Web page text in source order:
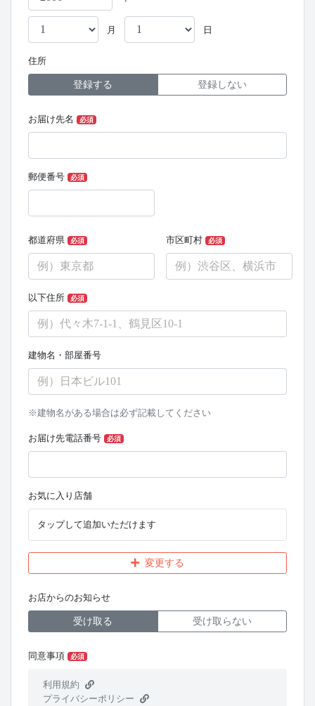
月 日
住所
登録する 登録しない
お届け先名 必須
郵便番号 必須
都道府県 必須 市区町村 必須
以下住所 必須
建物名・部屋番号
※建物名がある場合は必ず記載してください
お届け先電話番号 必須
お気に入り店舗
タップして追加いただけます
変更する
お店からのお知らせ
受け取る 受け取らない
同意事項 必須
利用規約
プライバシーポリシー